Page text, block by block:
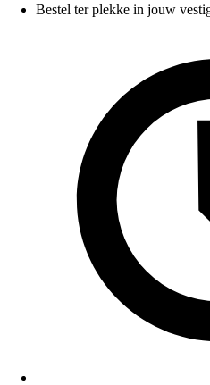
Bestel ter plekke in jouw